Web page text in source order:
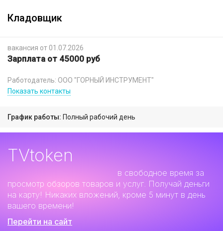
Кладовщик
вакансия от 01.07.2026
Зарплата от 45000 руб
Работодатель: ООО "ГОРНЫЙ ИНСТРУМЕНТ"
Показать контакты
График работы: Полный рабочий день
TVtoken
в свободное время за
просмотр обзоров товаров и услуг. Получай деньги
на карту! Никаких вложений, кроме 5 минут в день
вашего времени!
Перейти на сайт